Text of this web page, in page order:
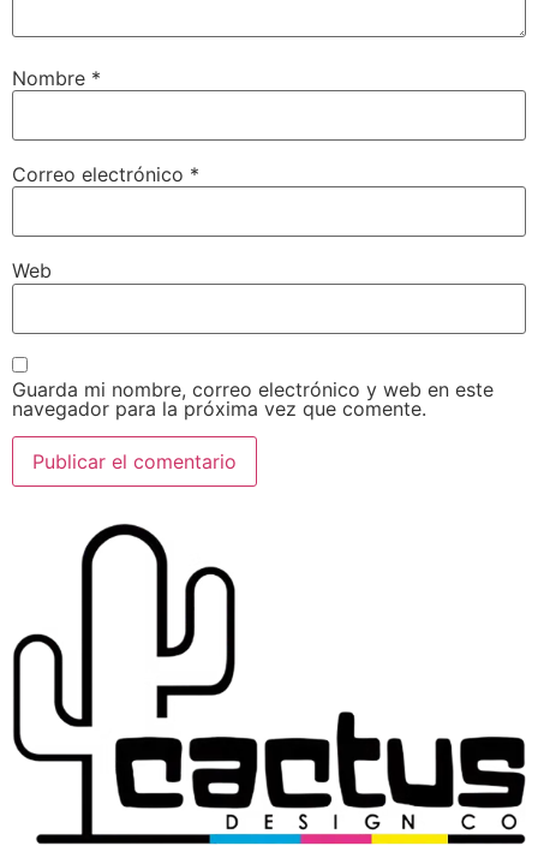
Nombre *
Correo electrónico *
Web
Guarda mi nombre, correo electrónico y web en este
navegador para la próxima vez que comente.